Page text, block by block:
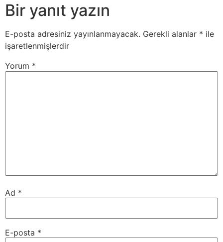
Bir yanıt yazın
E-posta adresiniz yayınlanmayacak. Gerekli alanlar * ile
işaretlenmişlerdir
Yorum *
Ad *
E-posta *